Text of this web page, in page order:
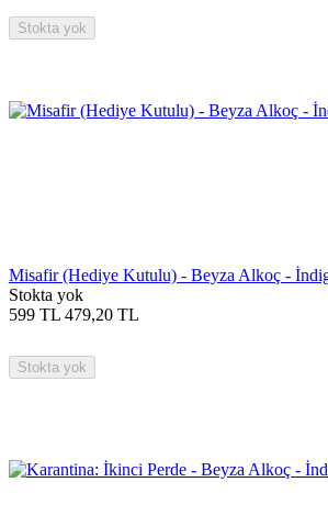
Stokta yok
Misafir (Hediye Kutulu) - Beyza Alkoç -
Stokta yok
599 TL 479,20 TL
Stokta yok